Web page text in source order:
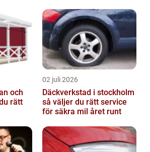
och
02 juli 2026
Däckverkstad i stockholm
så väljer du rätt service
för säkra mil året runt